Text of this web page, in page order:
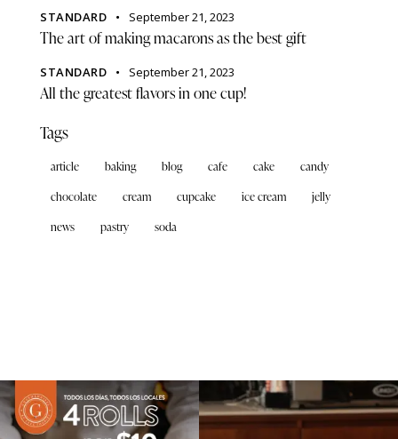
STANDARD September 21, 2023
The art of making macarons as the best gift
STANDARD September 21, 2023
All the greatest flavors in one cup!
Tags
article baking blog cafe cake
candy
chocolate
cream cupcake ice cream
jelly
news
pastry soda